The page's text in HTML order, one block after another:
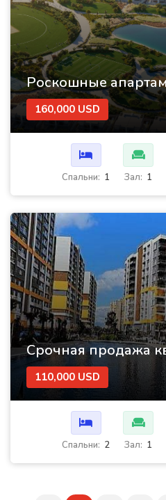
160,000 USD
Cпальни: 1 Зал: 1
110,000 USD
Cпальни: 2 Зал: 1